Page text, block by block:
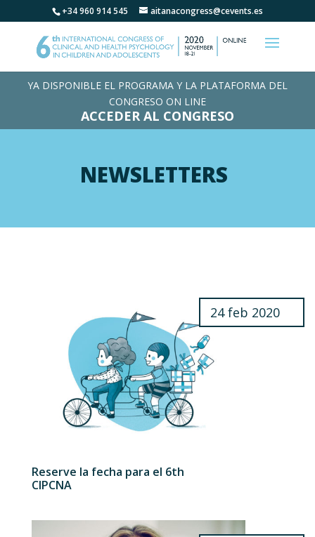
+34 960 914 545 aitanacongress@cevents.es
YA DISPONIBLE EL PROGRAMA Y LA PLATAFORMA DEL
CONGRESO ON LINE
ACCEDER AL CONGRESO
NEWSLETTERS
24 feb 2020
Reserve la fecha para el 6th
CIPCNA